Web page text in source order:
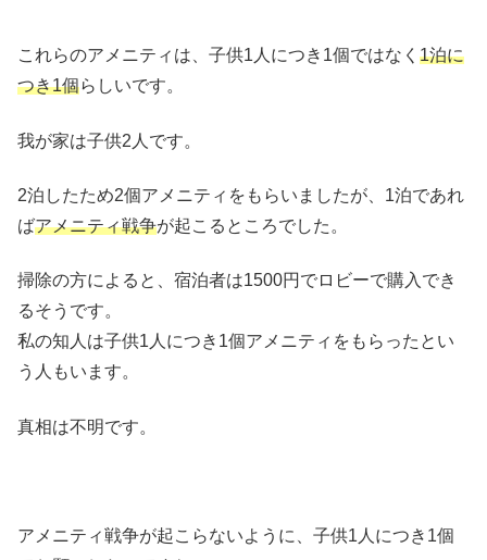
これらのアメニティは、子供1人につき1個ではなく 1泊に
つき1個らしいです。
我が家は子供2人です。
2泊したため2個アメニティをもらいましたが、1泊であれ
ばアメニティ戦争が起こるところでした。
掃除の方によると、宿泊者は1500円でロビーで購入でき
るそうです。
私の知人は子供1人につき1個アメニティをもらったとい
う人もいます。
真相は不明です。
アメニティ戦争が起こらないように、子供1人につき1個